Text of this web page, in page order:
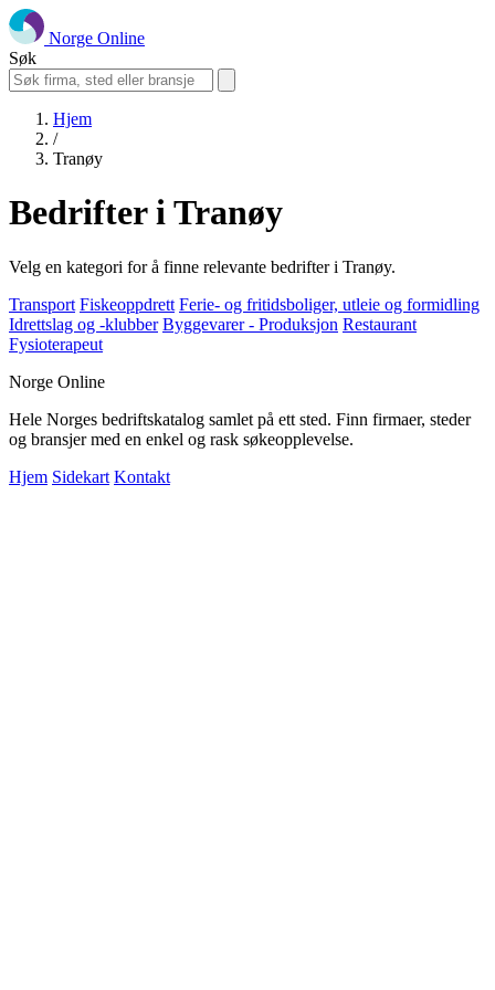
Norge Online
Søk
Hjem
/
Tranøy
Bedrifter i Tranøy
Velg en kategori for å finne relevante bedrifter i Tranøy.
Transport Fiskeoppdrett Ferie- og fritidsboliger, utleie og formidling
Idrettslag og -klubber Byggevarer - Produksjon Restaurant
Fysioterapeut
Norge Online
Hele Norges bedriftskatalog samlet på ett sted. Finn firmaer, steder
og bransjer med en enkel og rask søkeopplevelse.
Hjem Sidekart Kontakt